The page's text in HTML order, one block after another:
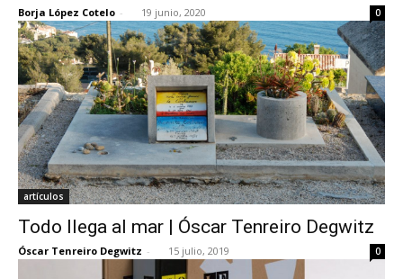
Borja López Cotelo - 19 junio, 2020 0
artículos
Todo llega al mar | Óscar Tenreiro Degwitz
Óscar Tenreiro Degwitz - 15 julio, 2019 0